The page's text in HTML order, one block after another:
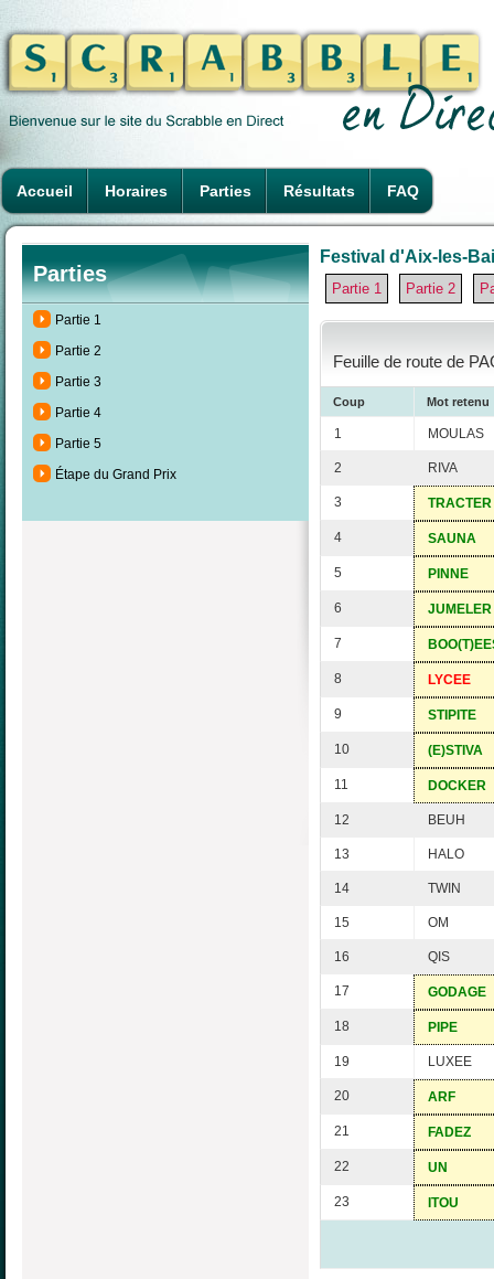
Accueil Horaires Parties Résultats FAQ
Parties
Partie 1
Partie 2
Partie 3
Partie 4
Partie 5
Étape du Grand Prix
Festival d'Aix-les-
Partie 1 Partie 2
Feuille de route de
Coup Mot retenu
1 MOULAS
2 RIVA
3 TRACTER
4 SAUNA
5 PINNE
6 JUMELER
7
8 LYCEE
9 STIPITE
10 (E)STIVA
11 DOCKER
12 BEUH
13 HALO
14 TWIN
15 OM
16 QIS
17 GODAGE
18 PIPE
19 LUXEE
20 ARF
21 FADEZ
22 UN
23 ITOU